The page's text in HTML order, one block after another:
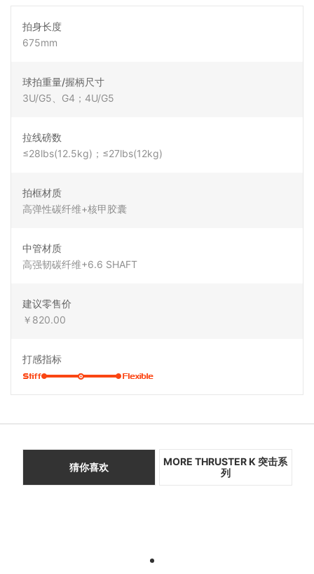
拍身长度
675mm
球拍重量/握柄尺寸
3U/G5、G4；4U/G5
拉线磅数
≤28lbs(12.5kg)；≤27lbs(12kg)
拍框材质
高弹性碳纤维+核甲胶囊
中管材质
高强韧碳纤维+6.6 SHAFT
建议零售价
￥820.00
打感指标
猜你喜欢
MORE THRUSTER K 突击系
列
1